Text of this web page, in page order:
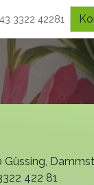
3322 42281
Güssing,
422 81